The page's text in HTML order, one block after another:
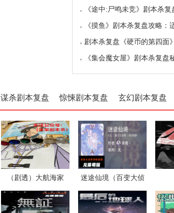
《途中:尸鸣未竞》剧本杀复盘测评
《摸鱼》剧本杀复盘攻略：适合熟
剧本杀复盘《硬币的第四面》深度
《集会魔女屋》剧本杀复盘秘籍：
玄幻剧本复盘
惊悚剧本复盘
谋杀剧本复盘
（剧透）大航海家
迷途仙境（百变大侦